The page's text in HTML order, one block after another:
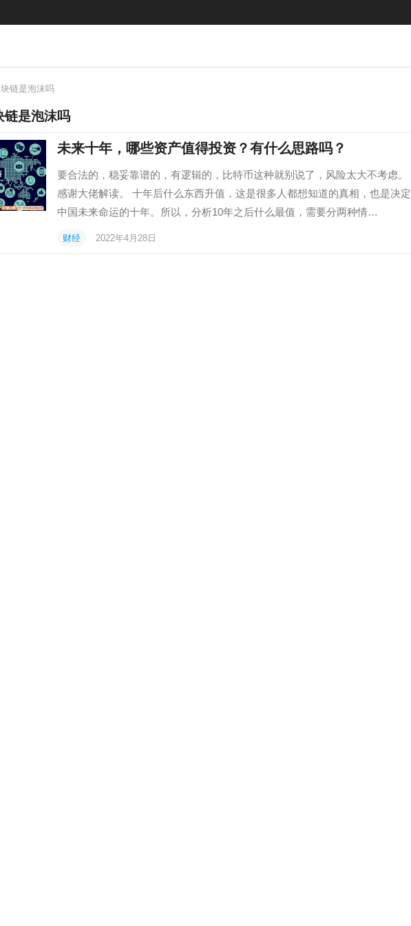
块链是泡沫吗
链是泡沫吗
未来十年，哪些资产值得投资？有什么思路吗？
要合法的，稳妥靠谱的，有逻辑的，比特币这种就别说了，风险太大不考虑。
感谢大佬解读。 十年后什么东西升值，这是很多人都想知道的真相，也是决定
中国未来命运的十年。所以，分析10年之后什么最值，需要分两种情…
财经 2022年4月28日